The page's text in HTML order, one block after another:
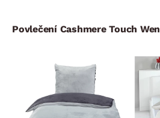
Povlečení Cashmere Touch